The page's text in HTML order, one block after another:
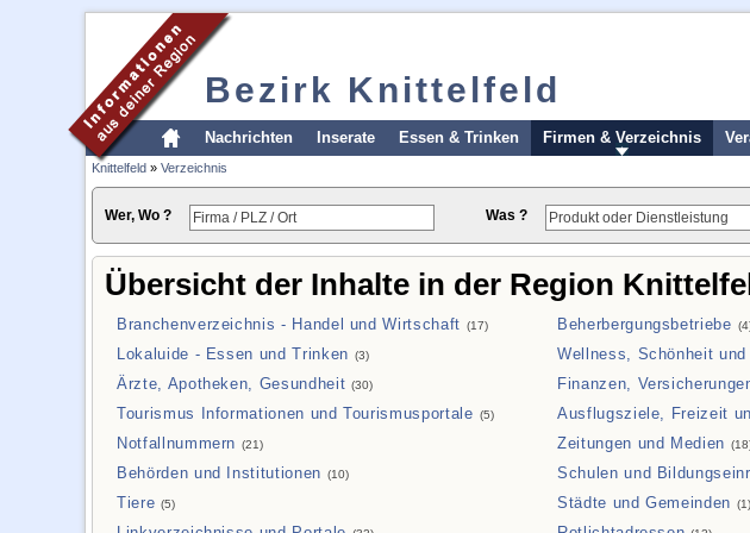
Bezirk Knittelfeld
Nachrichten Inserate Essen & Trinken Firmen & Verzeichnis
Knittelfeld » Verzeichnis
Wer, Wo ? Was ?
Übersicht der Inhalte in der Region
Branchenverzeichnis - Handel und Wirtschaft (17) Beherbergungsbetriebe
Lokaluide - Essen und Trinken (3) Wellness, Schönheit und
Ärzte, Apotheken, Gesundheit (30) Finanzen,
Tourismus Informationen und Tourismusportale (5) Ausflugsziele, Freizeit
Notfallnummern (21) Zeitungen und Medien
Behörden und Institutionen (10) Schulen und
Tiere (5) Städte und Gemeinden (1)